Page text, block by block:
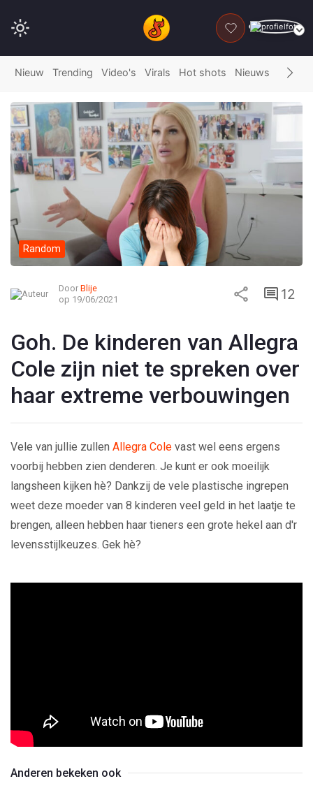
DONEER
Nieuw Trending Video's Virals Hot shots Nieuws Fails
Random
Door Blije
op 19/06/2021
12
Goh. De kinderen van Allegra
Cole zijn niet te spreken over
haar extreme verbouwingen
Vele van jullie zullen Allegra Cole vast wel eens ergens
voorbij hebben zien denderen. Je kunt er ook moeilijk
langsheen kijken hè? Dankzij de vele plastische ingrepen
weet deze moeder van 8 kinderen veel geld in het laatje te
brengen, alleen hebben haar tieners een grote hekel aan d'r
levensstijlkeuzes. Gek hè?
Anderen bekeken ook